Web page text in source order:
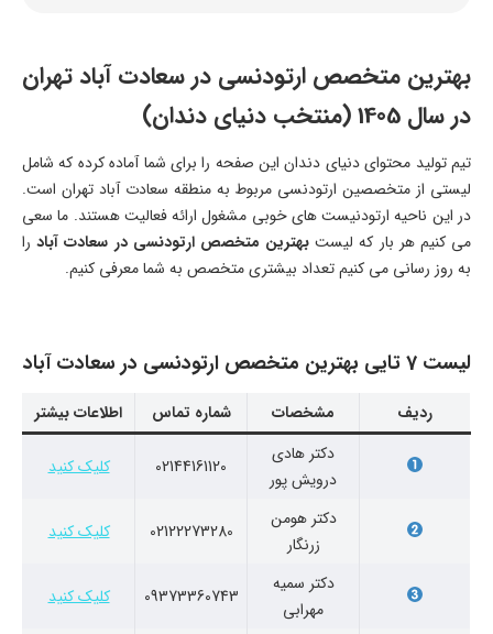
بهترین متخصص ارتودنسی در سعادت آباد تهران
در سال 1405 (منتخب دنیای دندان)
تیم تولید محتوای دنیای دندان این صفحه را برای شما آماده کرده که شامل
لیستی از متخصصین ارتودنسی مربوط به منطقه سعادت آباد تهران است.
در این ناحیه ارتودنیست های خوبی مشغول ارائه فعالیت هستند. ما سعی
می کنیم هر بار که لیست بهترین متخصص ارتودنسی در سعادت آبادرا
به روز رسانی می کنیم تعداد بیشتری متخصص به شما معرفی کنیم.
لیست 7 تایی بهترین متخصص ارتودنسی در سعادت آباد
ردیف مشخصات شماره تماس
اطلاعات بیشتر
دکتر هادی
درویش پور
02144161120 کلیک کنید
دکتر هومن
زرنگار
02122273280 کلیک کنید
دکتر سمیه
مهرابی
09373360743 کلیک کنید